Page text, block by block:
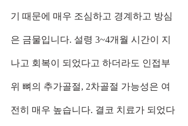
기 때문에 매우 조심하고 경계하고 방심
은 금물입니다. 설령 3~4개월 시간이 지
나고 회복이 되었다고 하더라도 인접부
위 뼈의 추가골절, 2차골절 가능성은 여
전히 매우 높습니다. 결코 치료가 되었다